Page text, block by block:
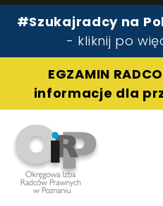
#Szukajradcy na
- kliknij po
EGZAMIN
informacje dla
Radca
Pomoc
O